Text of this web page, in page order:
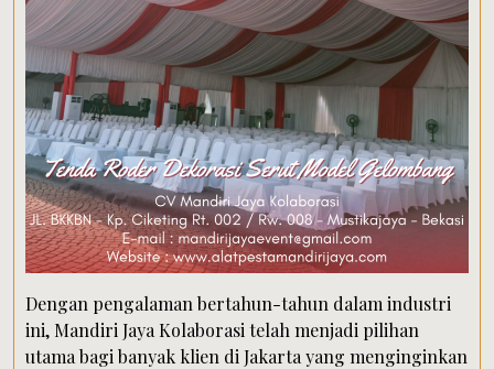
Dengan pengalaman bertahun-tahun dalam industri
ini, Mandiri Jaya Kolaborasi telah menjadi pilihan
utama bagi banyak klien di Jakarta yang menginginkan